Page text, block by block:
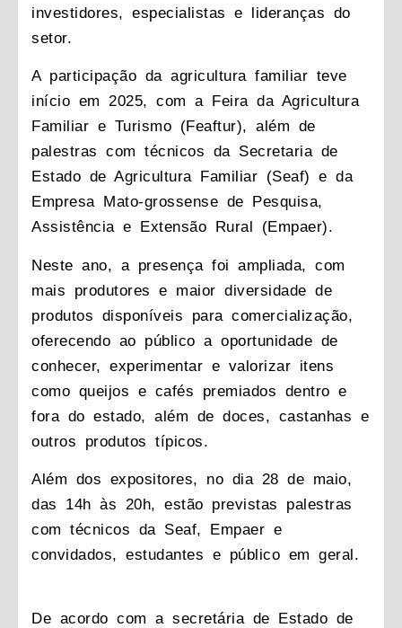
investidores, especialistas e lideranças do
setor.
A participação da agricultura familiar teve
início em 2025, com a Feira da Agricultura
Familiar e Turismo (Feaftur), além de
palestras com técnicos da Secretaria de
Estado de Agricultura Familiar (Seaf) e da
Empresa Mato-grossense de Pesquisa,
Assistência e Extensão Rural (Empaer).
Neste ano, a presença foi ampliada, com
mais produtores e maior diversidade de
produtos disponíveis para comercialização,
oferecendo ao público a oportunidade de
conhecer, experimentar e valorizar itens
como queijos e cafés premiados dentro e
fora do estado, além de doces, castanhas e
outros produtos típicos.
Além dos expositores, no dia 28 de maio,
das 14h às 20h, estão previstas palestras
com técnicos da Seaf, Empaer e
convidados, estudantes e público em geral.
De acordo com a secretária de Estado de